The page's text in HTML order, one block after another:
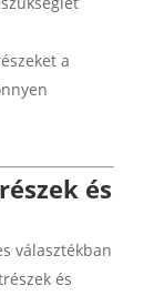
a
és
választékban
és